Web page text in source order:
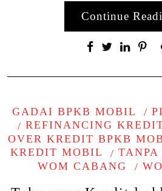
Continue
GADAI BPKB MOBIL
REFINANCING
OVER KREDIT BPKB
KREDIT MOBIL
WOM CABANG